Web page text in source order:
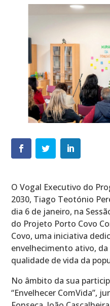
O Vogal Executivo do
2030, Tiago Teotónio
dia 6 de janeiro, na
do Projeto Porto Covo
Covo, uma iniciativa
envelhecimento ativo,
qualidade de vida da
No âmbito da sua
“Envelhecer ComVida”,